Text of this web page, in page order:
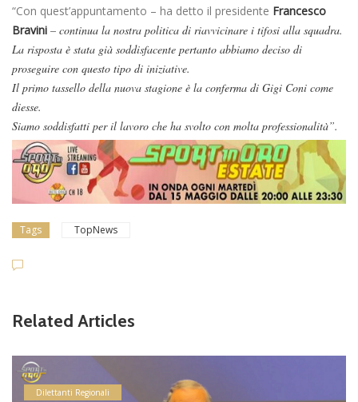
“Con quest’appuntamento – ha detto il presidente Francesco
Bravini – continua la nostra politica di riavvicinare i tifosi alla squadra.
La risposta è stata già soddisfacente pertanto abbiamo deciso di
proseguire con questo tipo di iniziative.
Il primo tassello della nuova stagione è la conferma di Gigi Coni come
diesse.
Siamo soddisfatti per il lavoro che ha svolto con molta professionalità”.
Tags TopNews
Related Articles
Dilettanti Regionali